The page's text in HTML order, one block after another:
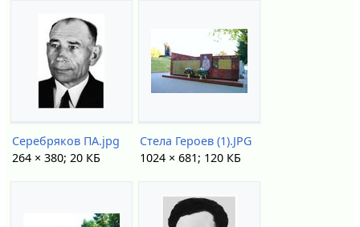
Серебряков ПА.jpg
264 × 380; 20 КБ
Стела Героев (1).JPG
1024 × 681; 120 КБ